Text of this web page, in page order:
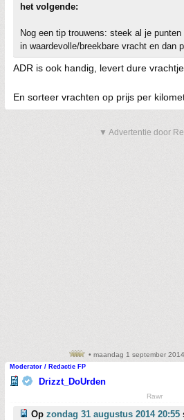
het volgende:
Nog een tip trouwens: steek al je
in waardevolle/breekbare vracht en dan
ADR is ook handig, levert dure
En sorteer vrachten op prijs per
▼ Advertentie door
• maandag 1 september
Moderator / Redactie FP
Drizzt_DoUrden
Rawr
Op zondag 31 augustus 2014 20:55